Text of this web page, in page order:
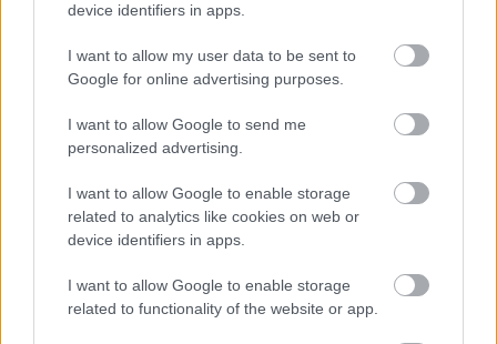
device identifiers in apps.
I want to allow my user data to be sent to
Google for online advertising purposes.
I want to allow Google to send me
personalized advertising.
I want to allow Google to enable storage
related to analytics like cookies on web or
device identifiers in apps.
I want to allow Google to enable storage
related to functionality of the website or app.
2011/2012: 13
2010/2011: 9
2009/2010: 12
2008/2009: 11
2007/2008: 13
2006/2007: 14